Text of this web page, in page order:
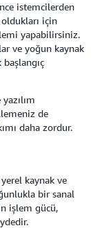
istemcilerden
için
yapabilirsiniz.
ve yoğun kaynak
de
daha zordur.
kaynak ve
bir sanal
işlem gücü,